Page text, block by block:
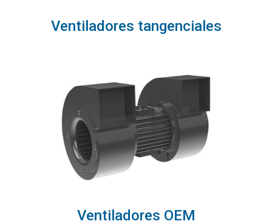
Ventiladores tangenciales
Ventiladores OEM